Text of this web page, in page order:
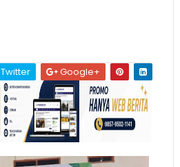
Twitter Google+